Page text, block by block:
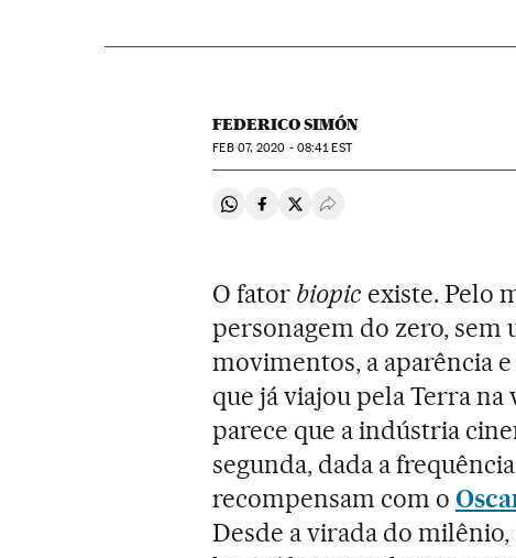
FEDERICO SIMÓN
FEB07, 2020 - 08:41EST
Compartir en Whatsapp
Compartir en Facebook
Compartir en Twitter
Desplegar Redes Sociales
O fator biopic existe. Pelo
personagem do zero, sem
movimentos, a aparência
que já viajou pela Terra na
parece que a indústria
segunda, dada a
recompensam com o
Desde a virada do